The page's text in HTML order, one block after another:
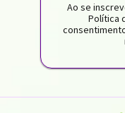
Ao se
Política